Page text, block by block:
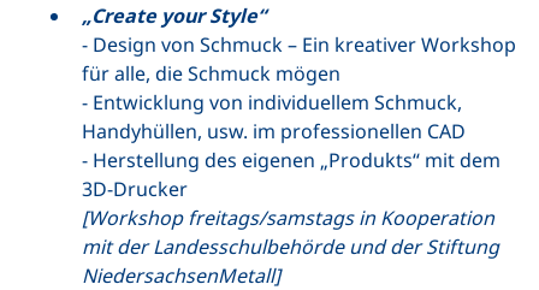
„Create your Style“
- Design von Schmuck – Ein kreativerWorkshop
für alle, die Schmuck mögen
- Entwicklung von individuellem Schmuck,
Handyhüllen, usw. im professionellen CAD
- Herstellung des eigenen „Produkts“ mit dem
3D-Drucker
[Workshopfreitags/samstags in Kooperation
mit der Landesschulbehörde und der Stiftung
NiedersachsenMetall]